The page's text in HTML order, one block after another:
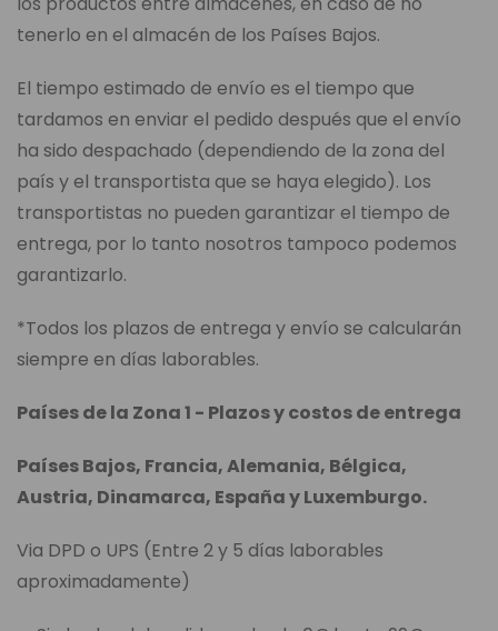
tenerlo en el almacén de los Países Bajos.
El tiempo estimado de envío es el tiempo que
tardamos en enviar el pedido después que el envío
ha sido despachado (dependiendo de la zona del
país y el transportista que se haya elegido). Los
transportistas no pueden garantizar el tiempo de
entrega, por lo tanto nosotros tampoco podemos
garantizarlo.
*Todos los plazos de entrega y envío se calcularán
siempre en días laborables.
Países de la Zona 1 - Plazos y costos de entrega
Países Bajos, Francia, Alemania, Bélgica,
Austria, Dinamarca, España y Luxemburgo.
Via DPD o UPS (Entre 2 y 5 días laborables
aproximadamente)